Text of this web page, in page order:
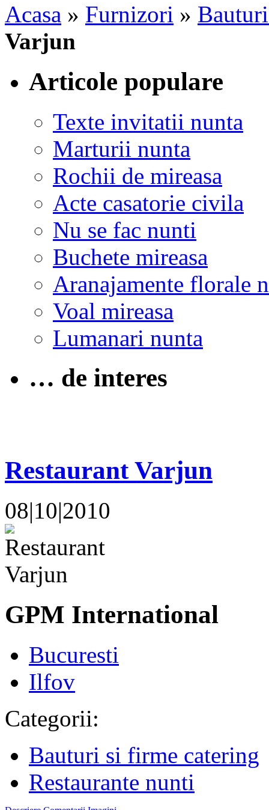
Acasa » Furnizori »
Varjun
Articole populare
Texte invitatii nunta
Marturii nunta
Rochii de mireasa
Acte casatorie civila
Nu se fac nunti
Buchete mireasa
Aranajamente florale
Voal mireasa
Lumanari nunta
… de interes
Restaurant Varjun
08|10|2010
GPM International
Bucuresti
Ilfov
Categorii:
Bauturi si firme catering
Restaurante nunti